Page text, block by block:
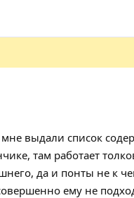
выдали список
там работает
да и понты не к
ему не